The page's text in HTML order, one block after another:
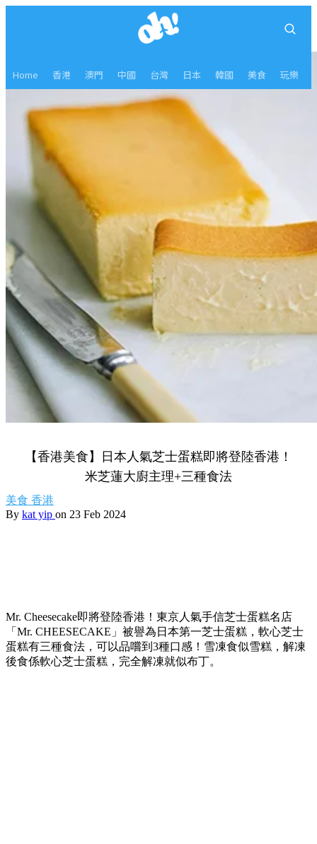
Home 香港 澳門 中國 台灣 日本 韓國 美食 玩樂
【香港美食】日本人氣芝士蛋糕即將登陸香港！
米芝蓮大廚主理+三種食法
美食 香港
By kat yip on 23 Feb 2024
Mr. Cheesecake即將登陸香港！東京人氣手信芝士蛋糕名店
「Mr. CHEESECAKE」被譽為日本第一芝士蛋糕，軟心芝士
蛋糕有三種食法，可以品嚐到3種口感！雪凍食似雪糕，解凍
後食係軟心芝士蛋糕，完全解凍就似布丁。